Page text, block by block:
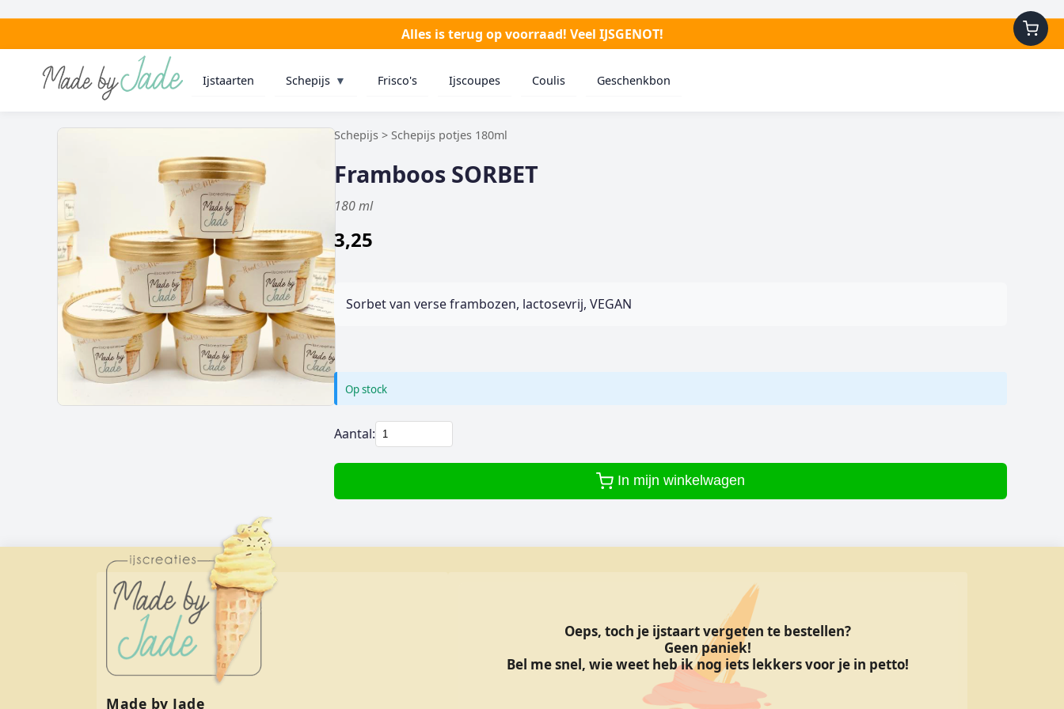
Alles is terug op voorraad! Veel IJSGENOT!
Ijstaarten Schepijs ▼ Frisco's Ijscoupes Coulis Geschenkbon
Schepijs > Schepijs potjes 180ml
Framboos SORBET
180 ml
3,25
Sorbet van verse frambozen, lactosevrij, VEGAN
Op stock
Aantal:
In mijn winkelwagen
Made by Jade
Oeps, toch je ijstaart vergeten te bestellen?
Geen paniek!
Bel me snel, wie weet heb ik nog iets lekkers voor je in petto!